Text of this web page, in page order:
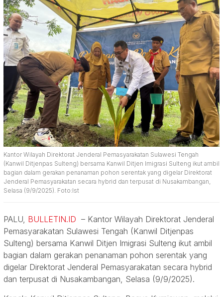
Kantor Wilayah Direktorat Jenderal Pemasyarakatan Sulawesi Tengah
(Kanwil Ditjenpas Sulteng) bersama Kanwil Ditjen Imigrasi Sulteng ikut ambil
bagian dalam gerakan penanaman pohon serentak yang digelar Direktorat
Jenderal Pemasyarakatan secara hybrid dan terpusat di Nusakambangan,
Selasa (9/9/2025). Foto:Ist
PALU, BULLETIN.ID – Kantor Wilayah Direktorat Jenderal
Pemasyarakatan Sulawesi Tengah (Kanwil Ditjenpas
Sulteng) bersama Kanwil Ditjen Imigrasi Sulteng ikut ambil
bagian dalam gerakan penanaman pohon serentak yang
digelar Direktorat Jenderal Pemasyarakatan secara hybrid
dan terpusat di Nusakambangan, Selasa (9/9/2025).